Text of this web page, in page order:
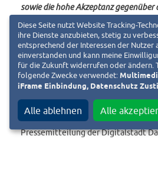
sowie die hohe Akzeptanz gegenüber
darauf hoffen, dass wir dazu
immer mehr Bürgerinnen und Bürger
kommunalpolitische Themen und
wissen,“so PD Dr. Christian Stecker.
Pressemitteilung der Digitalstadt
Diese Seite nutzt Website Tracking-
ihre Dienste anzubieten, stetig zu
entsprechend der Interessen der Nutzer
einverstanden und kann meine
für die Zukunft widerrufen oder ändern.
folgende Zwecke verwendet:
iFrame Einbindung, Datenschutz
Alle ablehnen Alle